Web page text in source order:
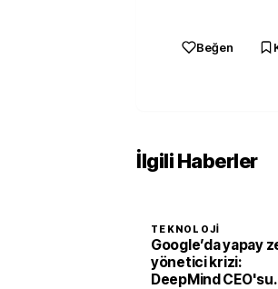
Beğen
İlgili Haberler
TEKNOLOJI
Google’da yapay
yönetici krizi:
DeepMind CEO'su